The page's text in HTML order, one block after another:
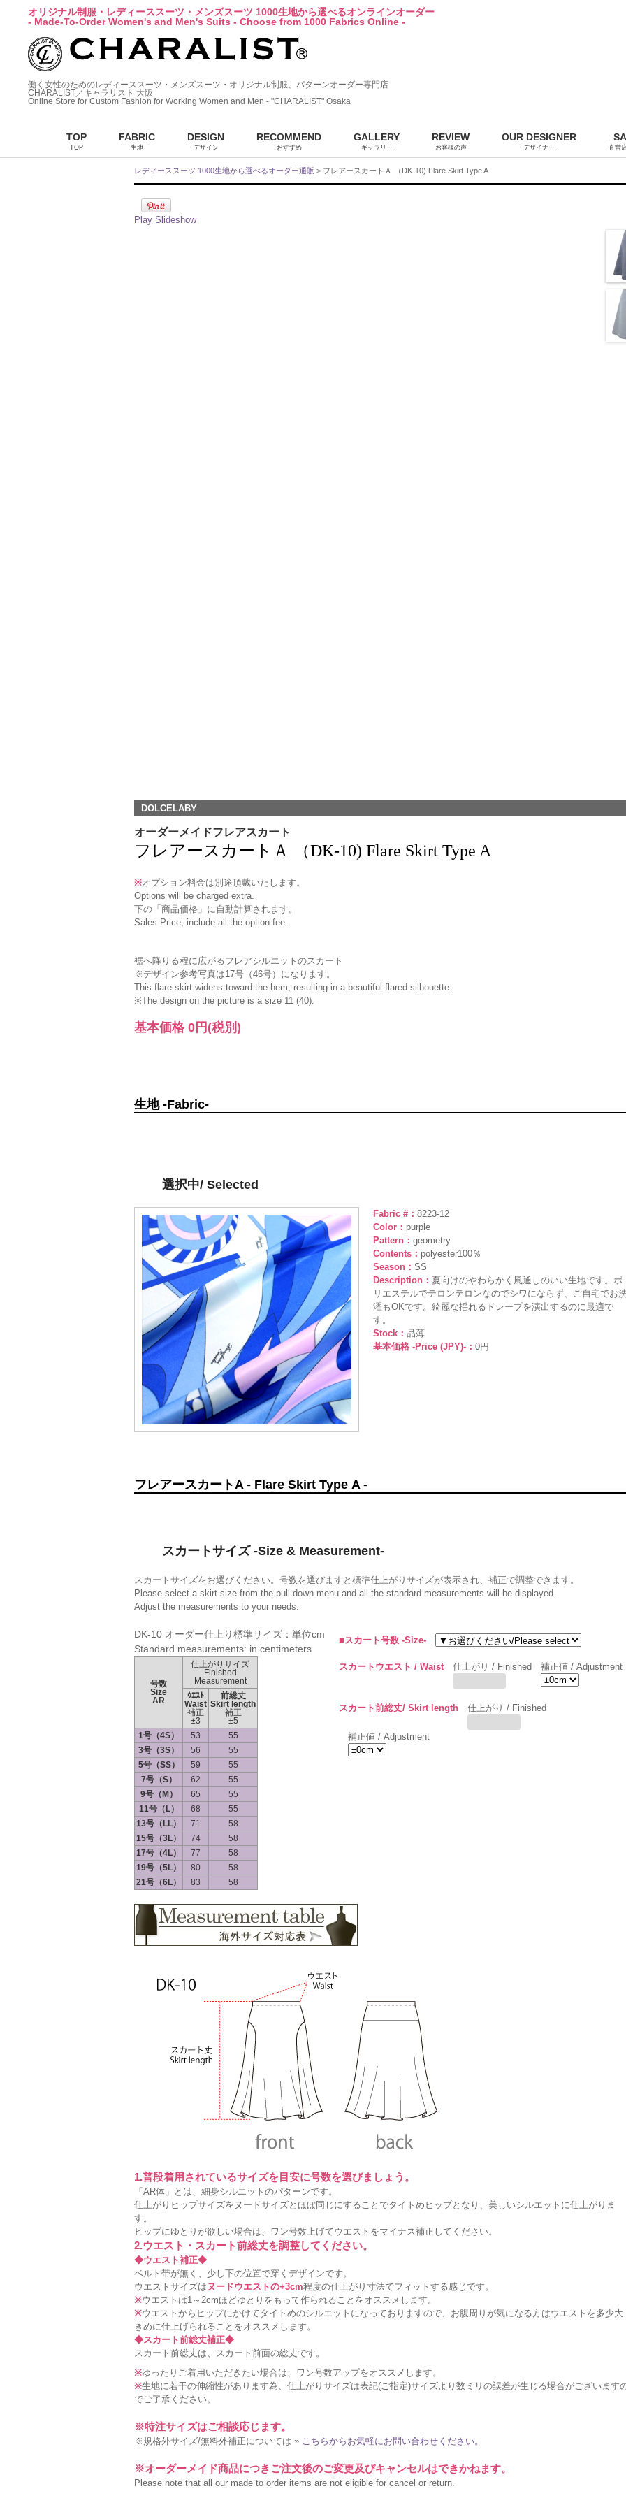
オリジナル制服・レディーススーツ・メンズスーツ 1000生地から選べるオンラインオーダー
- Made-To-Order Women's and Men's Suits - Choose from 1000 Fabrics Online -
働く女性のためのレディーススーツ・メンズスーツ・オリジナル制服、パターンオーダー専門店
CHARALIST／キャラリスト 大阪
Online Store for Custom Fashion for Working Women and Men - "CHARALIST" Osaka
TOP
TOP
FABRIC
生地
DESIGN
デザイン
RECOMMEND
おすすめ
GALLERY
ギャラリー
REVIEW
お客様の声
OUR DESIGNER
デザイナー 直営
レディーススーツ 1000生地から選べるオーダー通販 > フレアースカートＡ （DK-10) Flare Skirt Type A
Play Slideshow
DOLCELABY
オーダーメイドフレアスカート
フレアースカートＡ （DK-10) Flare Skirt Type A
※オプション料金は別途頂戴いたします。
Options will be charged extra.
下の「商品価格」に自動計算されます。
Sales Price, include all the option fee.
裾へ降りる程に広がるフレアシルエットのスカート
※デザイン参考写真は17号（46号）になります。
This flare skirt widens toward the hem, resulting in a beautiful flared silhouette.
※The design on the picture is a size 11 (40).
基本価格 0円 (税別)
生地 -Fabric-
選択中/ Selected
Fabric #： 8223-12
Color： purple
Pattern： geometry
Contents： polyester100％
Season： SS
Description： 夏向けのやわらかく風通しのいい生地です。ポ
リエステルでテロンテロンなのでシワにならず、ご自宅でお
濯もOKです。綺麗な揺れるドレープを演出するのに最適で
す。
Stock： 品薄
基本価格 -Price (JPY)-： 0円
フレアースカートA - Flare Skirt Type A -
スカートサイズ -Size & Measurement-
スカートサイズをお選びください。号数を選びますと標準仕上がりサイズが表示され、補正で調整できます。
Please select a skirt size from the pull-down menu and all the standard measurements will be displayed.
Adjust the measurements to your needs.
DK-10 オーダー仕上り標準サイズ：単位cm
Standard measurements: in centimeters
号数
Size
AR
仕上がりサイズ
Finished
Measurement
ｳｴｽﾄ
Waist
補正
±3
前総丈
Skirt length
補正
±5
1号（4S）
53
55
3号（3S）
56
55
5号（SS）
59
55
7号（S）
62
55
9号（M）
65
55
11号（L）
68
55
13号（LL）
71
58
15号（3L）
74
58
17号（4L）
77
58
19号（5L）
80
58
21号（6L）
83 58
■スカート号数 -Size-
スカートウエスト / Waist 仕上がり / Finished 補正値 / Adjustment
スカート前総丈/ Skirt length 仕上がり / Finished
補正値 / Adjustment
1.普段着用されているサイズを目安に号数を選びましょう。
「AR体」とは、細身シルエットのパターンです。
仕上がりヒップサイズをヌードサイズとほぼ同じにすることでタイトめヒップとなり、美しいシルエットに仕上がりま
す。
ヒップにゆとりが欲しい場合は、ワン号数上げてウエストをマイナス補正してください。
2.ウエスト・スカート前総丈を調整してください。
◆ウエスト補正◆
ベルト帯が無く、少し下の位置で穿くデザインです。
ウエストサイズは ヌードウエストの+3cm程度の仕上がり寸法でフィットする感じです。
※ウエストは1～2cmほどゆとりをもって作られることをオススメします。
※ウエストからヒップにかけてタイトめのシルエットになっておりますので、お腹周りが気になる方はウエストを多少大
きめに仕上げられることをオススメします。
◆スカート前総丈補正◆
スカート前総丈は、スカート前面の総丈です。
※ゆったりご着用いただきたい場合は、ワン号数アップをオススメします。
※生地に若干の伸縮性があります為、仕上がりサイズは表記(ご指定)サイズより数ミリの誤差が生じる場合がございます
でご了承ください。
※特注サイズはご相談応じます。
※規格外サイズ/無料外補正については » こちらからお気軽にお問い合わせください。
※オーダーメイド商品につきご注文後のご変更及びキャンセルはできかねます。
Please note that all our made to order items are not eligible for cancel or return.